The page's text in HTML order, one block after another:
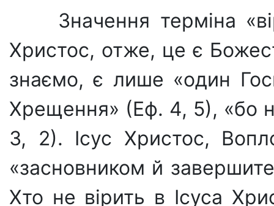
Значення терміна
Христос, отже, це є
зна­ємо, є лише «один
Хрещення» (Еф. 4, 5), «бо
3, 2). Ісус Христос,
«засновником й
Хто не ві­рить в Ісуса